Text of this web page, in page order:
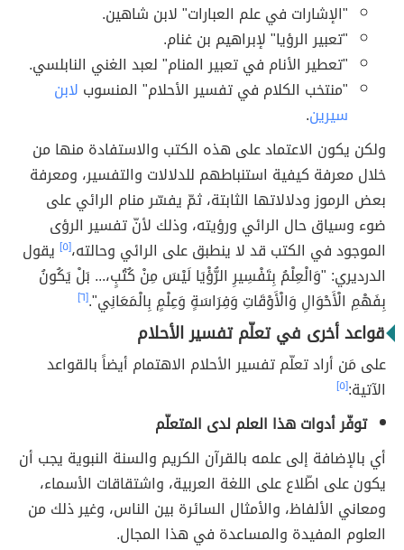
"الإشارات في علم العبارات" لابن شاهين.
"تعبير الرؤيا" لإبراهيم بن غنام.
"تعطير الأنام في تعبير المنام" لعبد الغني النابلسي.
"منتخب الكلام في تفسير الأحلام" المنسوب لابن
سيرين.
ولكن يكون الاعتماد على هذه الكتب والاستفادة منها من
خلال معرفة كيفية استنباطهم للدلالات والتفسير، ومعرفة
بعض الرموز ودلالاتها الثابتة، ثمّ يفسّر منام الرائي على
ضوء وسياق حال الرائي ورؤيته، وذلك لأنّ تفسير الرؤى
الموجود في الكتب قد لا ينطبق على الرائي وحالته،[٥]
يقول
الدرديري: "وَالْعِلْمُ بِتَفْسِيرِ الرُّؤْيَا لَيْسَ مِنْ كُتُبٍ،... بَلْ يَكُونُ
بِفَهْمِ الْأَحْوَالِ وَالْأَوْقَاتِ وَفِرَاسَةٍ وَعِلْمٍ بِالْمَعَانِي".[٦]
قواعد أخرى في تعلّم تفسير الأحلام
على مَن أراد تعلّم تفسير الأحلام الاهتمام أيضاً بالقواعد
الآتية:[٥]
توفّر أدوات هذا العلم لدى المتعلّم
أي بالإضافة إلى علمه بالقرآن الكريم والسنة النبوية يجب أن
يكون على اطّلاع على اللغة العربية، واشتقاقات الأسماء،
ومعاني الألفاظ، والأمثال السائرة بين الناس، وغير ذلك من
العلوم المفيدة والمساعدة في هذا المجال.